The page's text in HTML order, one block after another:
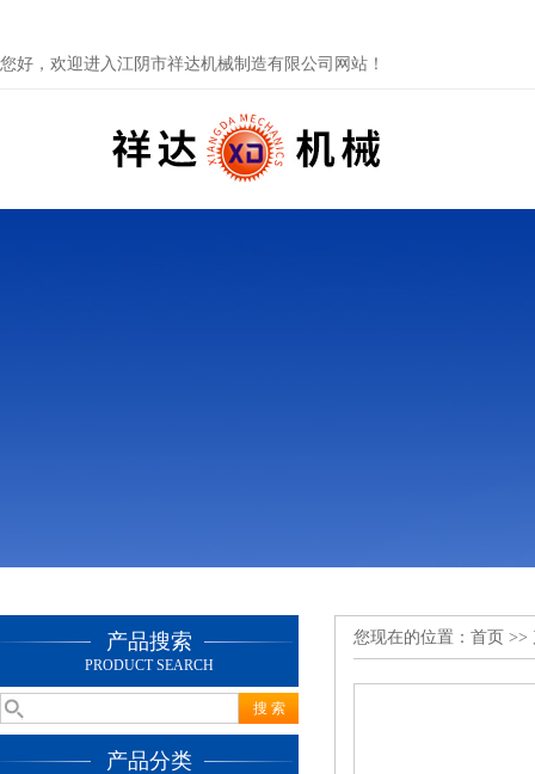
您好，欢迎进入江阴市祥达机械制造有限公司网站！
产品搜索
PRODUCT SEARCH
产品分类
您现在的位置： 首页 >>